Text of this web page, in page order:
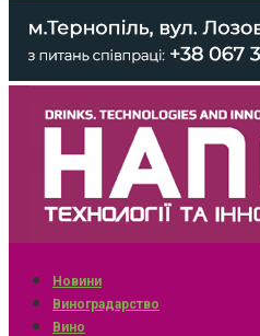
Новини
Виноградарство
Вино